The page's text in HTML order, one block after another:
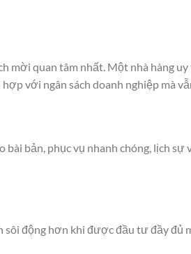
mời quan tâm nhất. Một nhà hàng
với ngân sách doanh nghiệp mà
bản, phục vụ nhanh chóng, lịch
động hơn khi được đầu tư đầy đủ